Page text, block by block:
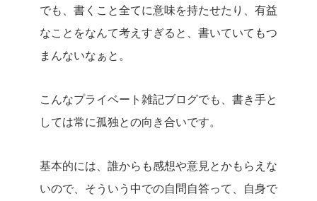
でも、書くこと全てに意味を持たせたり、有益
なことをなんて考えすぎると、書いていてもつ
まんないなぁと。
こんなプライベート雑記ブログでも、書き手と
しては常に孤独との向き合いです。
基本的には、誰からも感想や意見とかもらえな
いので、そういう中での自問自答って、自身で